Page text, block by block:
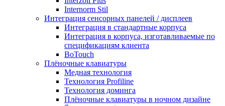
Internorm Stil
Интеграция сенсорных панелей / дисплеев
Интеграция в стандартные корпуса
Интеграция в корпуса, изготавливаемые по
спецификациям клиента
BoTouch
Плёночные клавиатуры
Медная технология
Технология Profiline
Технология доминга
Плёночные клавиатуры в ночном дизайне